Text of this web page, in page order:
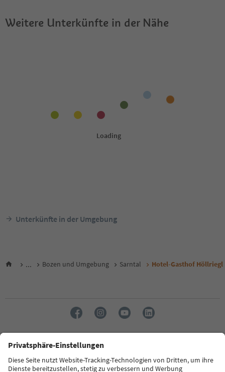
Weitere Unterkünfte in der Nähe
Unterkünfte in der Umgebung
... Bozen und Umgebung Sarntal Hotel-Gasthof Höllriegl
Sprache: Deutsch